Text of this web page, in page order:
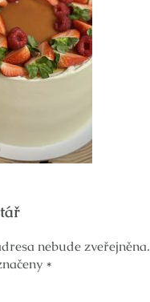
nebude zveřejněna.
*